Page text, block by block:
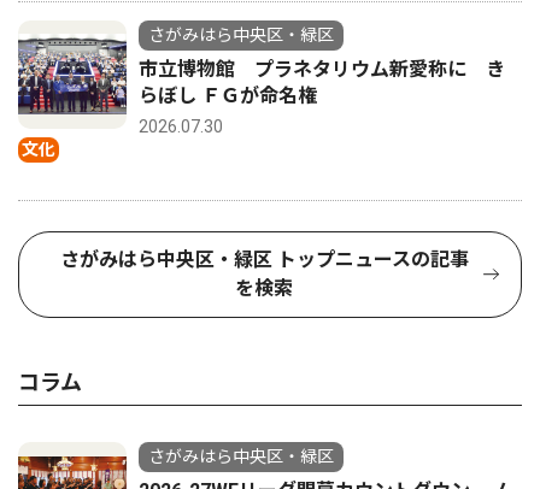
文化
さがみはら中央区・緑区
市立博物館 プラネタリウム新愛称に き
らぼし ＦＧが命名権
2026.07.30
さがみはら中央区・緑区 トップニュースの記事
を検索
コラム
さがみはら中央区・緑区